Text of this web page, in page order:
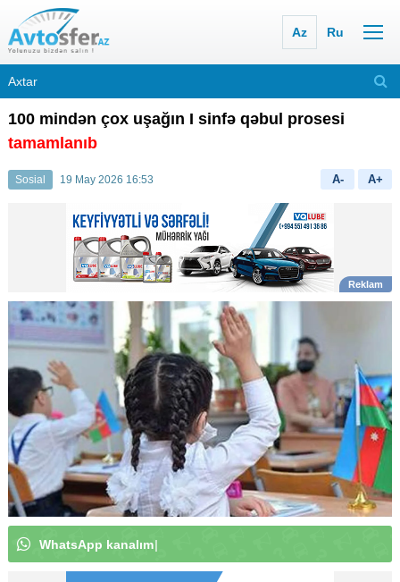
Az Ru
100 mindən çox uşağın I sinfə qəbul prosesi
tamamlanıb
Sosial 19 May 2026 16:53 A- A+
WhatsApp kanalımı